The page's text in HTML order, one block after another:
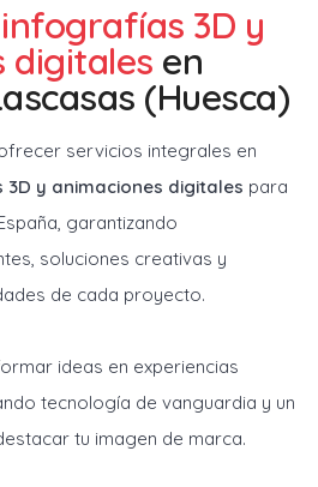
infografías 3D y
digitales en
(Huesca)
servicios integrales en
y animaciones digitales para
garantizando
soluciones creativas y
de cada proyecto.
ideas en experiencias
tecnología de vanguardia y un
tu imagen de marca.